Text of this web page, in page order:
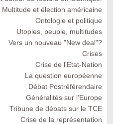
Multitude et élection américaine
Ontologie et politique
Utopies, peuple, multitudes
Vers un nouveau "New deal"?
Crises
Crise de l'Etat-Nation
La question européenne
Débat Postréférendaire
Généralités sur l'Europe
Tribune de débats sur le TCE
Crise de la représentation